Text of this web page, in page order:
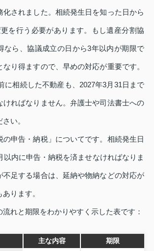
化されました。相続発生日を知った日から
を行う必要があります。もし遺産分割協
なら、協議成立の日から3年以内が期限で
り得ますので、早めの対応が重要です。
に相続した不動産も、2027年3月31日まで
ければなりません。弁護士や司法書士への
い。
の申告・納税」についてです。相続発生日
以内に申告・納税を済ませなければなりま
不足する場合は、延納や物納などの対応が
ります。
れと期限をわかりやすく示した表です：
主な内容 期限